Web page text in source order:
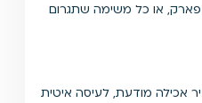
או כל משימה שתגרום
אכילה מודעת, לעיסה איטית